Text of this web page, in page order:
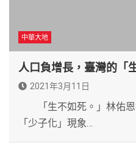
中華大地
人口負增長，臺灣的「
2021年3月11日
「生不如死。」林佑恩
「少子化」現象…